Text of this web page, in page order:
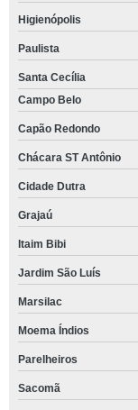
Higienópolis
Paulista
Santa Cecília
Campo Belo
Capão Redondo
Chácara ST Antônio
Cidade Dutra
Grajaú
Itaim Bibi
Jardim São Luís
Marsilac
Moema Índios
Parelheiros
Sacomã